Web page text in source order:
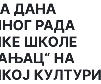
ДАНА
РАДА
ШКОЛЕ
НА
КУЛТУРИ